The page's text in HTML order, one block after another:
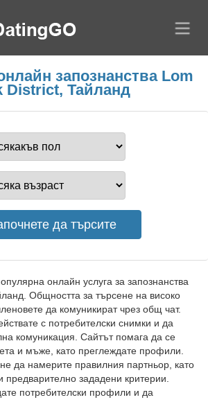
запознанства Lom
District, Тайланд
онлайн услуга за запознанства
Общността за търсене на високо
да комуникират чрез общ чат.
с потребителски снимки и да
комуникация. Сайтът помага да се
и мъже, като преглеждате профили.
да намерите правилния партньор, като
предварително зададени критерии.
потребителски профили и да